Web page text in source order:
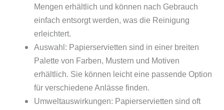
Mengen erhältlich und können nach Gebrauch
einfach entsorgt werden, was die Reinigung
erleichtert.
Auswahl: Papierservietten sind in einer breiten
Palette von Farben, Mustern und Motiven
erhältlich. Sie können leicht eine passende Option
für verschiedene Anlässe finden.
Umweltauswirkungen: Papierservietten sind oft